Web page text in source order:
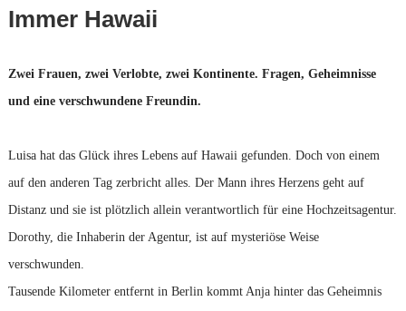
Immer Hawaii
Zwei Frauen, zwei Verlobte, zwei Kontinente. Fragen, Geheimnisse
und eine verschwundene Freundin.
Luisa hat das Glück ihres Lebens auf Hawaii gefunden. Doch von einem
auf den anderen Tag zerbricht alles. Der Mann ihres Herzens geht auf
Distanz und sie ist plötzlich allein verantwortlich für eine Hochzeitsagentur.
Dorothy, die Inhaberin der Agentur, ist auf mysteriöse Weise
verschwunden.
Tausende Kilometer entfernt in Berlin kommt Anja hinter das Geheimnis